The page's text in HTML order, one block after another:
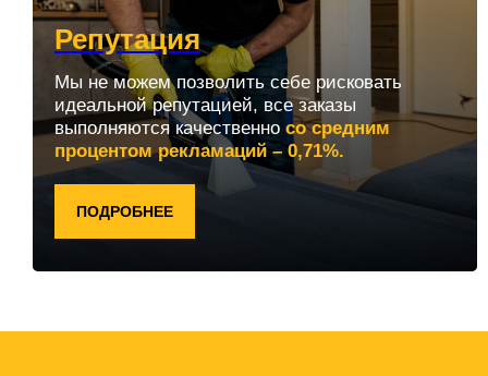
Репутация
Мы не можем позволить себе рисковать
идеальной репутацией, все заказы
выполняются качественно со средним
процентом рекламаций – 0,71%.
ПОДРОБНЕЕ